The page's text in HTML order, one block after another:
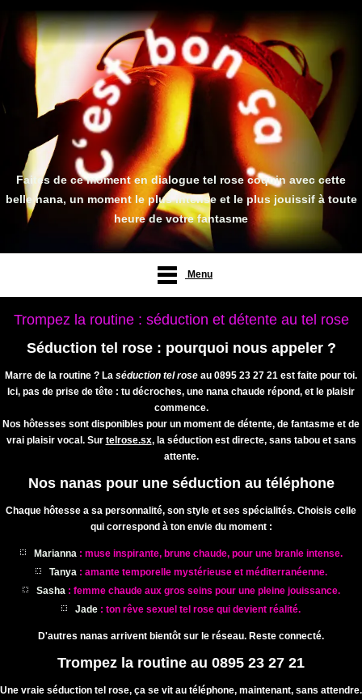
Faites de ce moment en dialogue tel rose coquin avec cette
belle nana, un moment le plus intense et le plus jouissif à toute
heure de votre fantasme
Menu
Trompez la routine : séduction et détente au tel rose
Séduction tel rose : pourquoi nous appeler ?
Marre de la routine ? La séduction tel rose au 0895 23 27 21 est faite pour toi.
Ici, pas de prise de tête : tu décroches, une nana chaude répond, et le plaisir
commence.
Nos hôtesses sont disponibles pour un moment de détente, de fantasme et de
vrai plaisir vocal. Sur telrose.sx, la séduction est directe, sans tabou et sans
attente.
Nos nanas pour une séduction au téléphone
Chaque hôtesse a sa personnalité, son style et ses spécialités. Choisis celle
qui correspond à ton envie du moment :
Marianna: muse inspirante, brune chaude, pour une branle intense.
Tanya: amante temporelle mystérieuse et méditerranéenne.
Sasha: femme chaude aux gros seins pour une pleine jouissance.
Jade : ton rêve sexuel tel rose qui devient réalité.
D'autres nanas arrivent bientôt sur le réseau. Reste connecté.
Trompez la routine au 0895 23 27 21
Une vraie séduction tel rose, ça se vit au téléphone, maintenant, sans attendre.